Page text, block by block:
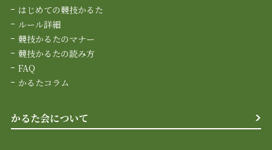
はじめての競技かるた
ルール詳細
競技かるたのマナー
競技かるたの読み方
FAQ
かるたコラム
かるた会について